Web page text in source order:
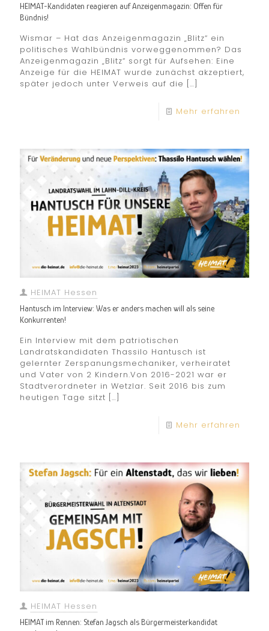
HEIMAT-Kandidaten reagieren auf Anzeigenmagazin: Offen für
Bündnis!
Wismar – Hat das Anzeigenmagazin „Blitz“ ein
politisches Wahlbündnis vorweggenommen? Das
Anzeigenmagazin „Blitz“ sorgt für Aufsehen: Eine
Anzeige für die HEIMAT wurde zunächst akzeptiert,
später jedoch unter Verweis auf die […]
Mehr erfahren
HEIMAT Hessen
Hantusch im Interview: Was er anders machen will als seine
Konkurrenten!
Ein Interview mit dem patriotischen
Landratskandidaten Thassilo Hantusch ist
gelernter Zerspanungsmechaniker, verheiratet
und Vater von 2 Kindern.Von 2016-2021 war er
Stadtverordneter in Wetzlar. Seit 2016 bis zum
heutigen Tage sitzt […]
Mehr erfahren
HEIMAT Hessen
HEIMAT im Rennen: Stefan Jagsch als Bürgermeisterkandidat